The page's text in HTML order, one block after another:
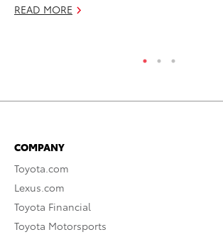
READ MORE
COMPANY
Toyota.com
Lexus.com
Toyota Financial
Toyota Motorsports